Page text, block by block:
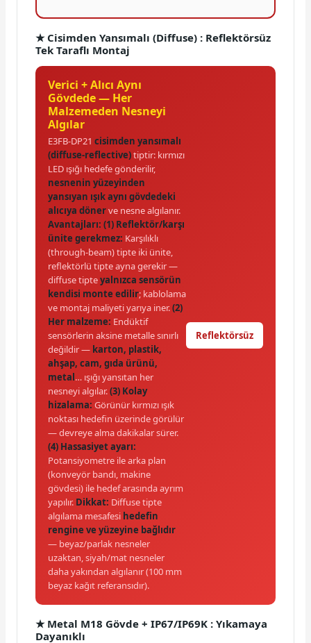
★ Cisimden Yansımalı (Diffuse) : Reflektörsüz
Tek Taraflı Montaj
Verici + Alıcı Aynı
Gövdede — Her
Malzemeden Nesneyi
Algılar
E3FB-DP21 cisimden yansımalı
(diffuse-reflective)tiptir: kırmızı
LED ışığı hedefe gönderilir,
nesnenin yüzeyinden
yansıyan ışık aynı gövdedeki
alıcıya dönerve nesne algılanır.
Avantajları: (1) Reflektör/karşı
ünite gerekmez: Karşılıklı
(through-beam) tipte iki ünite,
reflektörlü tipte ayna gerekir —
diffuse tipteyalnızca sensörün
kendisi monte edilir; kablolama
ve montaj maliyeti yarıya iner.(2)
Her malzeme: Endüktif
sensörlerin aksine metalle sınırlı
değildir — karton, plastik,
ahşap, cam, gıda ürünü,
metal … ışığı yansıtan her
nesneyi algılar.(3) Kolay
hizalama: Görünür kırmızı ışık
noktası hedefin üzerinde görülür
— devreye alma dakikalar sürer.
(4) Hassasiyet ayarı:
Potansiyometre ile arka plan
(konveyör bandı, makine
gövdesi) ile hedef arasında ayrım
yapılır. Dikkat: Diffuse tipte
algılama mesafesi hedefin
rengine ve yüzeyine bağlıdır
— beyaz/parlak nesneler
uzaktan, siyah/mat nesneler
daha yakından algılanır (100 mm
beyaz kağıt referansıdır).
Reflektörsüz
★ Metal M18 Gövde + IP67/IP69K : Yıkamaya
Dayanıklı